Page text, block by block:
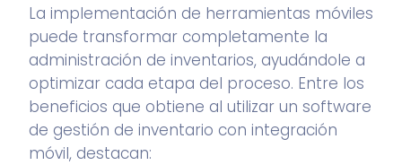
La implementación de herramientas móviles
puede transformar completamente la
administración de inventarios, ayudándole a
optimizar cada etapa del proceso. Entre los
beneficios que obtiene al utilizar un software
de gestión de inventario con integración
móvil, destacan: